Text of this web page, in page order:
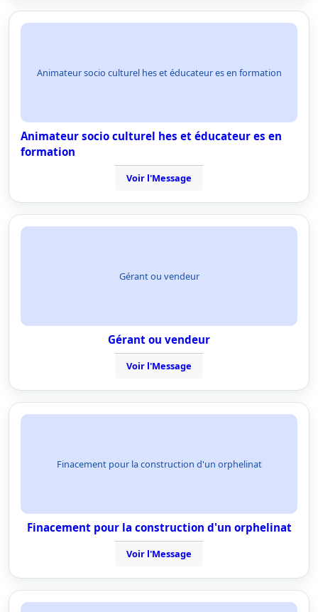
Animateur socio culturel hes et éducateur es en formation
Animateur socio culturel hes et éducateur es en
formation
Voir l'Message
Gérant ou vendeur
Gérant ou vendeur
Voir l'Message
Finacement pour la construction d'un orphelinat
Finacement pour la construction d'un orphelinat
Voir l'Message